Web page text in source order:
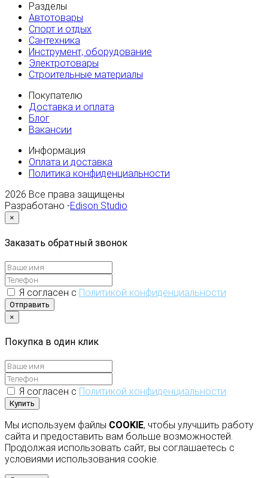
Разделы
Автотовары
Спорт и отдых
Сантехника
Инструмент, оборудование
Электротовары
Строительные материалы
Покупателю
Доставка и оплата
Блог
Вакансии
Информация
Оплата и доставка
Политика конфиденциальности
2026 Все права защищены
Разработано -Edison Studio
×
Заказать обратный звонок
Я согласен с Политикой конфиденциальности
Отправить
×
Покупка в один клик
Я согласен с Политикой конфиденциальности
Купить
Мы используем файлы COOKIE, чтобы улучшить работу
сайта и предоставить вам больше возможностей.
Продолжая использовать сайт, вы соглашаетесь с
условиями использования cookie.